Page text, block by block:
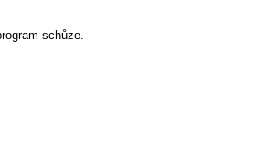
schůze.